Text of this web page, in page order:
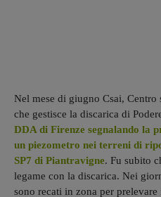
Nel mese di giugno Csai,
che gestisce la discarica di
DDA di Firenze segnalando la
un piezometro nei terreni di
SP7 di Piantravigne. Fu subito
legame con la discarica. Nei
sono recati in zona per